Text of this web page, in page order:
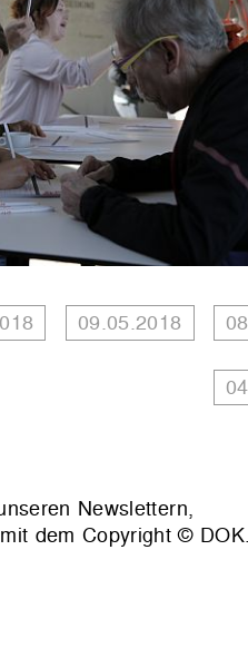
09.05.2018
Newslettern,
dem Copyright ©